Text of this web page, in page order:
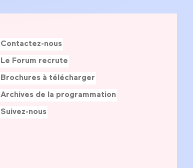
Contactez-nous
Le Forum recrute
Brochures à télécharger
Archives de la programmation
Suivez-nous